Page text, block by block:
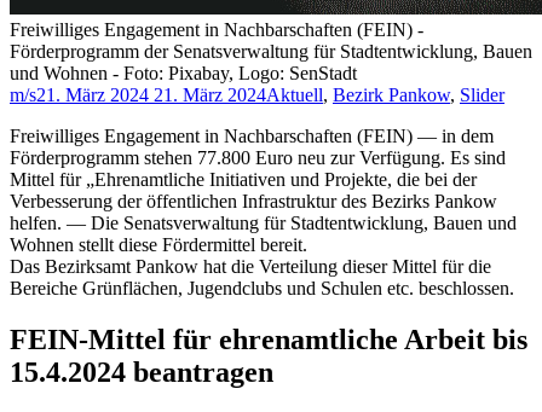
Freiwilliges Engagement in Nachbarschaften (FEIN) -
Förderprogramm der Senatsverwaltung für Stadtentwicklung, Bauen
und Wohnen - Foto: Pixabay, Logo: SenStadt
m/s21. März 2024 21. März 2024Aktuell, Bezirk Pankow, Slider
Freiwilliges Engagement in Nachbarschaften (FEIN) — in dem
Förderprogramm stehen 77.800 Euro neu zur Verfügung. Es sind
Mittel für „Ehrenamtliche Initiativen und Projekte, die bei der
Verbesserung der öffentlichen Infrastruktur des Bezirks Pankow
helfen. — Die Senatsverwaltung für Stadtentwicklung, Bauen und
Wohnen stellt diese Fördermittel bereit.
Das Bezirksamt Pankow hat die Verteilung dieser Mittel für die
Bereiche Grünflächen, Jugendclubs und Schulen etc. beschlossen.
FEIN-Mittel für ehrenamtliche Arbeit bis
15.4.2024 beantragen